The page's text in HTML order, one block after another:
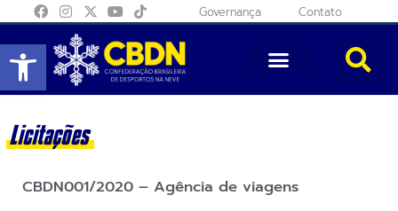
Abrir a barra de ferramentas
Governança Contato
Licitações
CBDN001/2020 – Agência de viagens